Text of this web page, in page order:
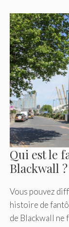
Qui est le
Blackwall ?
Vous pouvez
histoire de
de Blackwall ne